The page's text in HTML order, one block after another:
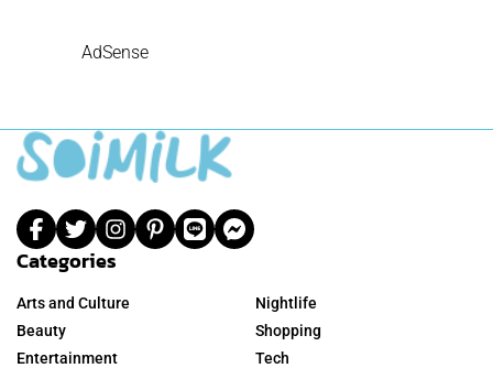
AdSense
Categories
Arts and Culture
Beauty
Entertainment
Nightlife
Shopping
Tech